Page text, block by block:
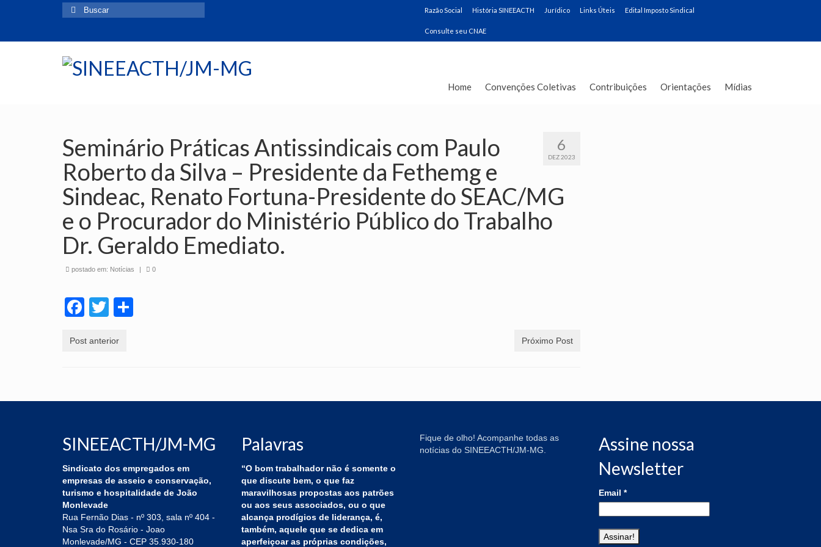
Razão Social História SINEEACTH Jurídico Links Úteis Edital Imposto Sindical
Consulte seu CNAE
Buscar
por:
Home Convenções Coletivas Contribuições Orientações Mídias
6
DEZ 2023
Seminário Práticas Antissindicais com Paulo
Roberto da Silva – Presidente da Fethemg e
Sindeac, Renato Fortuna-Presidente do SEAC/MG
e o Procurador do Ministério Público do Trabalho
Dr. Geraldo Emediato.
postado em: Notícias | 0
Facebook
Twitter
Post anterior Próximo Post
SINEEACTH/JM-MG
Sindicato dos empregados em
empresas de asseio e conservação,
turismo e hospitalidade de João
Monlevade
Rua Fernão Dias - nº 303, sala nº 404 -
Nsa Sra do Rosário - Joao
Monlevade/MG - CEP 35.930-180
Palavras
“O bom trabalhador não é somente o
que discute bem, o que faz
maravilhosas propostas aos patrões
ou aos seus associados, ou o que
alcança prodígios de liderança, é,
também, aquele que se dedica em
aperfeiçoar as próprias condições,
Fique de olho! Acompanhe todas as
notícias do SINEEACTH/JM-MG.
Assine nossa
Newsletter
Email *